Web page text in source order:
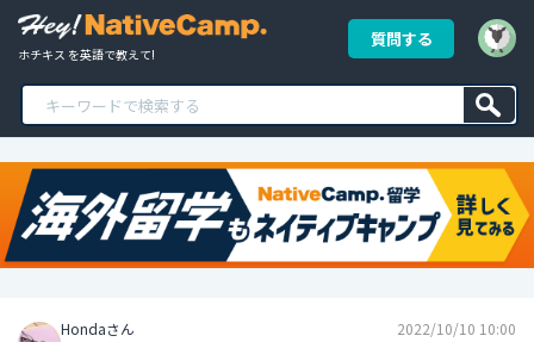
ホチキス を英語で教えて!
質問する
Hondaさん 2022/10/10 10:00